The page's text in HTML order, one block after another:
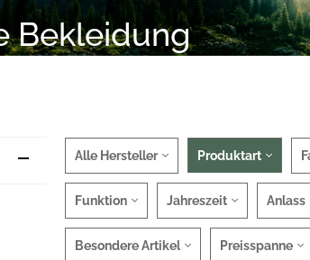
Bekleidung
Alle Hersteller Produktart
Funktion Jahreszeit Anlass
Besondere Artikel Preisspanne